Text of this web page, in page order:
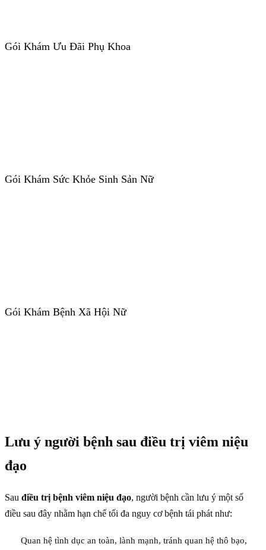
Gói Khám Ưu Đãi Phụ Khoa
Gói Khám Sức Khỏe Sinh Sản Nữ
Gói Khám Bệnh Xã Hội Nữ
Lưu ý người bệnh sau điều trị viêm niệu
đạo
Sau điều trị bệnh viêm niệu đạo, người bệnh cần lưu ý một số
điều sau đây nhằm hạn chế tối đa nguy cơ bệnh tái phát như:
Quan hệ tình dục an toàn, lành mạnh, tránh quan hệ thô bạo,